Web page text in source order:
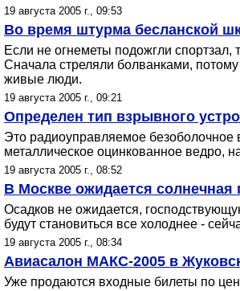
19 августа 2005 г., 09:53
Во время штурма бесланской
Если не огнеметы подожгли
Сначала стреляли болванками,
живые люди.
19 августа 2005 г., 09:21
Определен тип взрывного
Это радиоуправляемое безоболочное
металлическое оцинкованное ведро,
19 августа 2005 г., 08:52
В Москве ожидается солнечная
Осадков не ожидается,
будут становиться все холоднее -
19 августа 2005 г., 08:34
Авиасалон МАКС-2005 в
Уже продаются входные билеты по